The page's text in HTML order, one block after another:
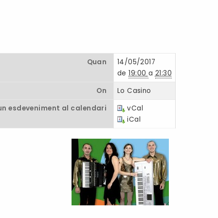
Quan
14/05/2017
de19:00 a 21:30
On
Lo Casino
esdeveniment al calendari
vCal
iCal